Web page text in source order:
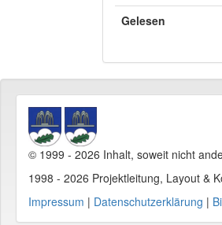
Gelesen
© 1999 - 2026 Inhalt, soweit nicht
1998 - 2026 Projektleitung, Layout &
Impressum | Datenschutzerklärung |